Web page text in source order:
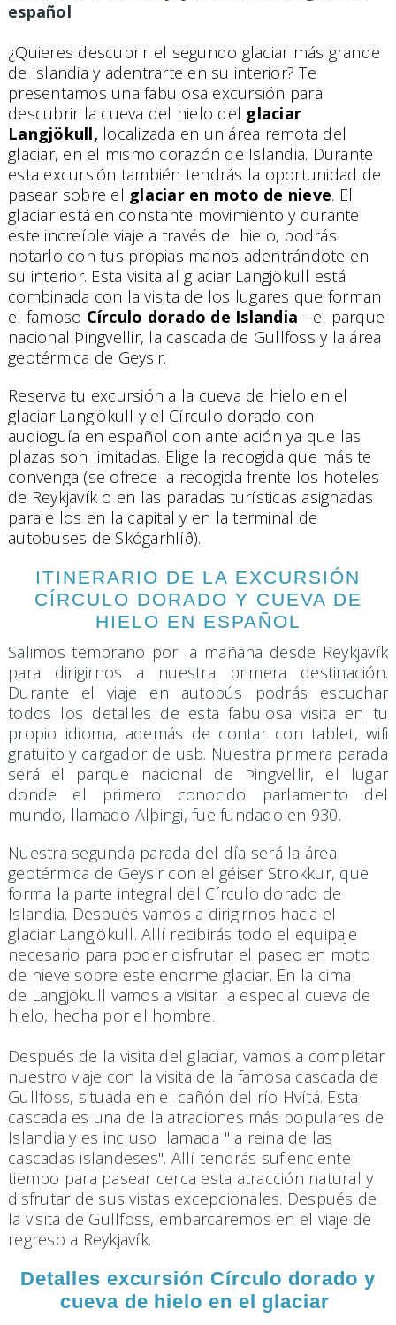
español
¿Quieres descubrir el segundo glaciar más grande
de Islandia y adentrarte en su interior? Te
presentamos una fabulosa excursión para
descubrir la cueva del hielo del glaciar
Langjökull, localizada en un área remota del
glaciar, en el mismo corazón de Islandia. Durante
esta excursión también tendrás la oportunidad de
pasear sobre el glaciar en moto de nieve. El
glaciar está en constante movimiento y durante
este increíble viaje a través del hielo, podrás
notarlo con tus propias manos adentrándote en
su interior. Esta visita al glaciar Langjökull está
combinada con la visita de los lugares que forman
el famoso Círculo dorado de Islandia - el parque
nacional Þingvellir, la cascada de Gullfoss y la área
geotérmica de Geysir.
Reserva tu excursión a la cueva de hielo en el
glaciar Langjökull y el Círculo dorado con
audioguía en español con antelación ya que las
plazas son limitadas. Elige la recogida que más te
convenga (se ofrece la recogida frente los hoteles
de Reykjavík o en las paradas turísticas asignadas
para ellos en la capital y en la terminal de
autobuses de Skógarhlíð).
ITINERARIO DE LA EXCURSIÓN
CÍRCULO DORADO Y CUEVA DE
HIELO EN ESPAÑOL
Salimos temprano por la mañana desde Reykjavík
para dirigirnos a nuestra primera destinación.
Durante el viaje en autobús podrás escuchar
todos los detalles de esta fabulosa visita en tu
propio idioma, además de contar con tablet, wifi
gratuito y cargador de usb. Nuestra primera parada
será el parque nacional de Þingvellir, el lugar
donde el primero conocido parlamento del
mundo, llamado Alþingi, fue fundado en 930.
Nuestra segunda parada del día será la área
geotérmica de Geysir con el géiser Strokkur, que
forma la parte integral del Círculo dorado de
Islandia. Después vamos a dirigirnos hacia el
glaciar Langjökull. Allí recibirás todo el equipaje
necesario para poder disfrutar el paseo en moto
de nieve sobre este enorme glaciar. En la cima
de Langjökull vamos a visitar la especial cueva de
hielo, hecha por el hombre.
Después de la visita del glaciar, vamos a completar
nuestro viaje con la visita de la famosa cascada de
Gullfoss, situada en el cañón del río Hvítá. Esta
cascada es una de la atraciones más populares de
Islandia y es incluso llamada "la reina de las
cascadas islandeses". Allí tendrás sufienciente
tiempo para pasear cerca esta atracción natural y
disfrutar de sus vistas excepcionales. Después de
la visita de Gullfoss, embarcaremos en el viaje de
regreso a Reykjavík.
Detalles excursión Círculo dorado y
cueva de hielo en el glaciar